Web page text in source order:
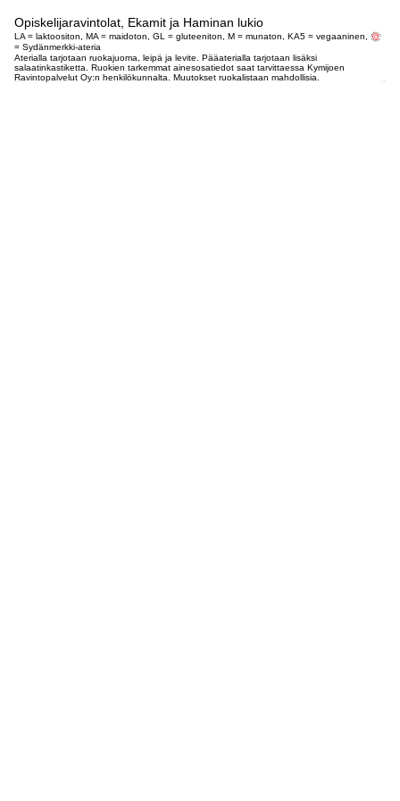
Opiskelijaravintolat, Ekamit ja Haminan lukio
LA = laktoositon, MA = maidoton, GL = gluteeniton, M = munaton, KA5 = vegaaninen,
= Sydänmerkki-ateria
Aterialla tarjotaan ruokajuoma, leipä ja levite. Pääaterialla tarjotaan lisäksi
salaatinkastiketta. Ruokien tarkemmat ainesosatiedot saat tarvittaessa Kymijoen
Ravintopalvelut Oy:n henkilökunnalta. Muutokset ruokalistaan mahdollisia.